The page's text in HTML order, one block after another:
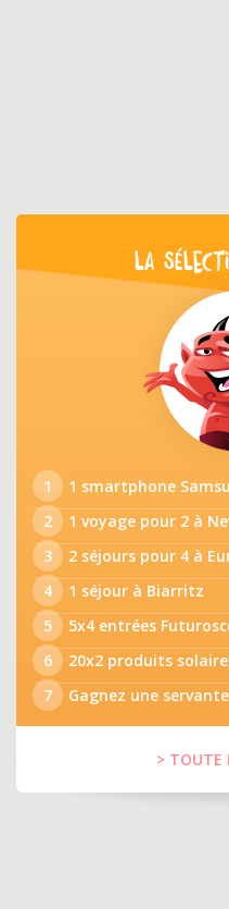
LA
1
1 smartphone
2
1 voyage pour 2 à
3
2 séjours pour 4 à
4
1 séjour à Biarritz
5
5x4 entrées
6
20x2 produits
7
Gagnez une
> TOUTE